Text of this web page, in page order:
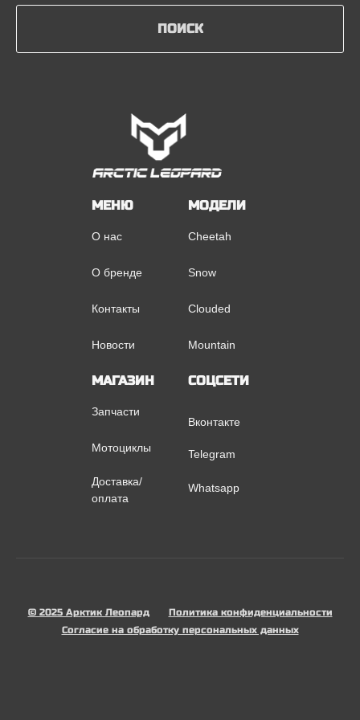
ПОИСК
Whatsapp
Telegram
Вконтакте
СОЦСЕТИ
Доставка/
оплата
Мотоциклы
Запчасти
МАГАЗИН
Mountain
Clouded
Snow
Cheetah
МОДЕЛИ
Новости
Контакты
О бренде
О нас
МЕНЮ
© 2025 Арктик Леопард
Политика конфиденциальности
Согласие на обработку персональных данных